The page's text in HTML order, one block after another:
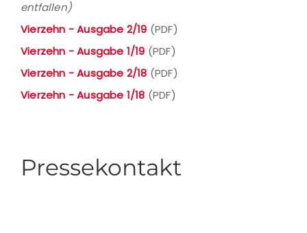
entfallen)
Vierzehn - Ausgabe 2/19 (PDF)
Vierzehn - Ausgabe 1/19 (PDF)
Vierzehn - Ausgabe 2/18 (PDF)
Vierzehn - Ausgabe 1/18 (PDF)
Pressekontakt